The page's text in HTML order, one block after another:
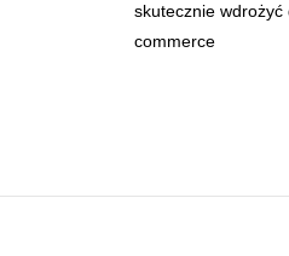
skutecznie
commerce